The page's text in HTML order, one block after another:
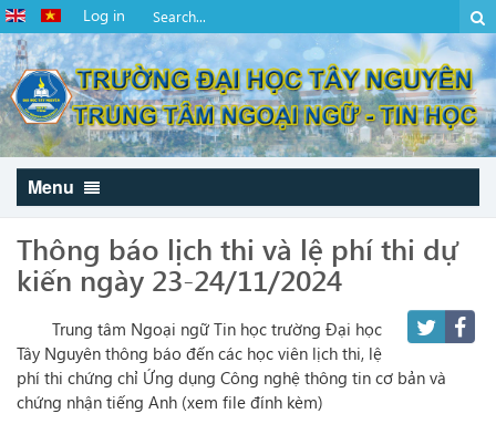
Log in
Menu
Thông báo lịch thi và lệ phí thi dự
kiến ngày 23-24/11/2024
Trung tâm Ngoại ngữ Tin học trường Đại học
Tây Nguyên thông báo đến các học viên lịch thi, lệ
phí thi chứng chỉ Ứng dụng Công nghệ thông tin cơ bản và
chứng nhận tiếng Anh (xem file đính kèm)